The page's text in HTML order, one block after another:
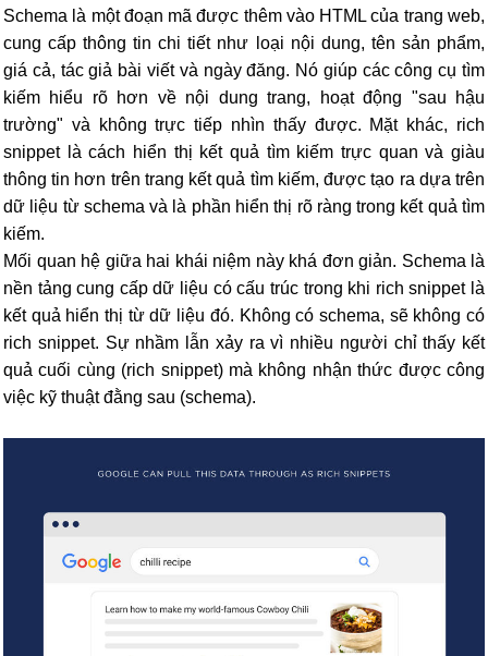
Schema là một đoạn mã được thêm vào HTML của trang web,
cung cấp thông tin chi tiết như loại nội dung, tên sản phẩm,
giá cả, tác giả bài viết và ngày đăng. Nó giúp các công cụ tìm
kiếm hiểu rõ hơn về nội dung trang, hoạt động "sau hậu
trường" và không trực tiếp nhìn thấy được. Mặt khác, rich
snippet là cách hiển thị kết quả tìm kiếm trực quan và giàu
thông tin hơn trên trang kết quả tìm kiếm, được tạo ra dựa trên
dữ liệu từ schema và là phần hiển thị rõ ràng trong kết quả tìm
kiếm.
Mối quan hệ giữa hai khái niệm này khá đơn giản. Schema là
nền tảng cung cấp dữ liệu có cấu trúc trong khi rich snippet là
kết quả hiển thị từ dữ liệu đó. Không có schema, sẽ không có
rich snippet. Sự nhầm lẫn xảy ra vì nhiều người chỉ thấy kết
quả cuối cùng (rich snippet) mà không nhận thức được công
việc kỹ thuật đằng sau (schema).